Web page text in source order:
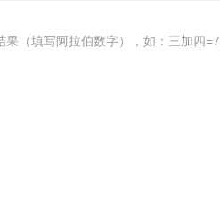
果（填写阿拉伯数字），如：三加四=7